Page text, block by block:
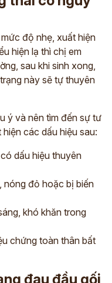
độ nhẹ, xuất hiện
hiện lạ thì chị em
sau khi sinh xong,
này sẽ tự thuyên
ý và nên tìm đến sự tư
các dấu hiệu sau:
dấu hiệu thuyên
nóng đỏ hoặc bị biến
khó khăn trong
chứng toàn thân bất
đau đầu gối